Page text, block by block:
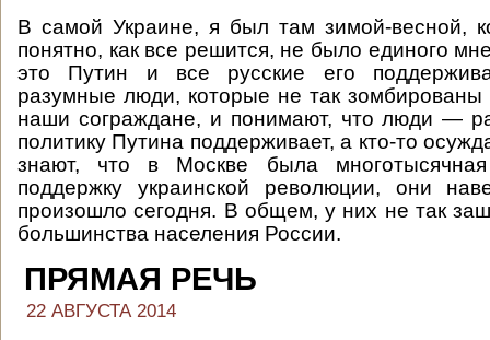
В самой Украине, я был там зимой-весной,
понятно, как все решится, не было единого
это Путин и все русские его
разумные люди, которые не так зомбированы
наши сограждане, и понимают, что люди —
политику Путина поддерживает, а кто-то
знают, что в Москве была
поддержку украинской революции, они
произошло сегодня. В общем, у них не так
большинства населения России.
ПРЯМАЯ РЕЧЬ
22 АВГУСТА 2014